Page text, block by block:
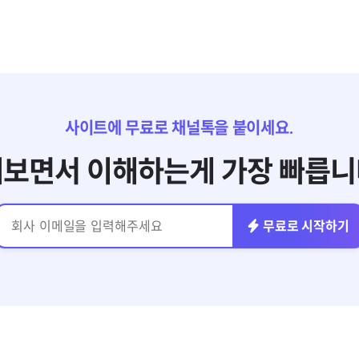
사이트에 무료로 채널톡을 붙이세요.
면서 이해하는게 가장 빠릅
무료로 시작하기